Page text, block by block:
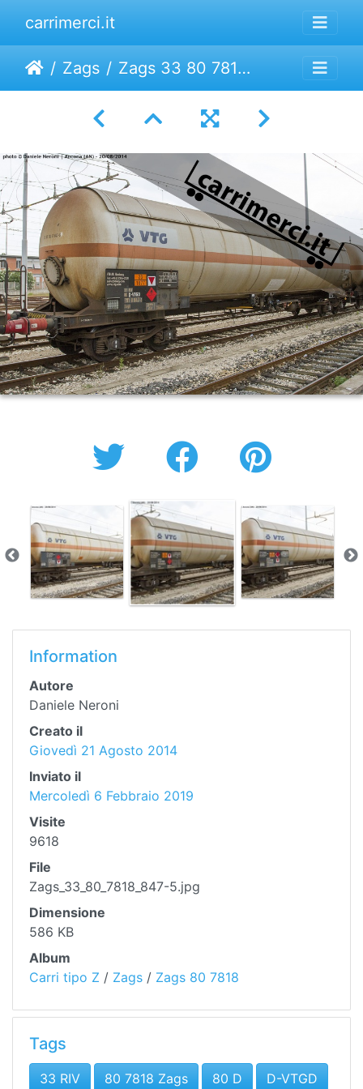
carrimerci.it
Zags Zags 33 80 7818 847-5 | VTG
Information
Autore
Daniele Neroni
Creato il
Giovedì 21 Agosto 2014
Inviato il
Mercoledì 6 Febbraio 2019
Visite
9618
File
Zags_33_80_7818_847-5.jpg
Dimensione
586 KB
Album
Carri tipo Z / Zags / Zags 80 7818
Tags
33 RIV 80 7818 Zags 80 D D-VTGD